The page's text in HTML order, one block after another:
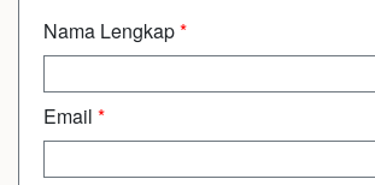
Nama Lengkap*
Email *